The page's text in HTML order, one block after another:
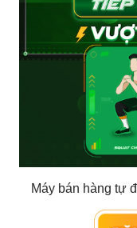
Máy bán hàng tự